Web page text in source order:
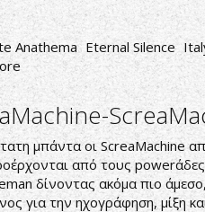
Anathema Eternal Silence
about
Eternal
Silence-
Timegate
Anathema
μπάντα οι ScreaMachine
από τους powerάδες
δίνοντας ακόμα πιο
για την ηχογράφηση, μίξη